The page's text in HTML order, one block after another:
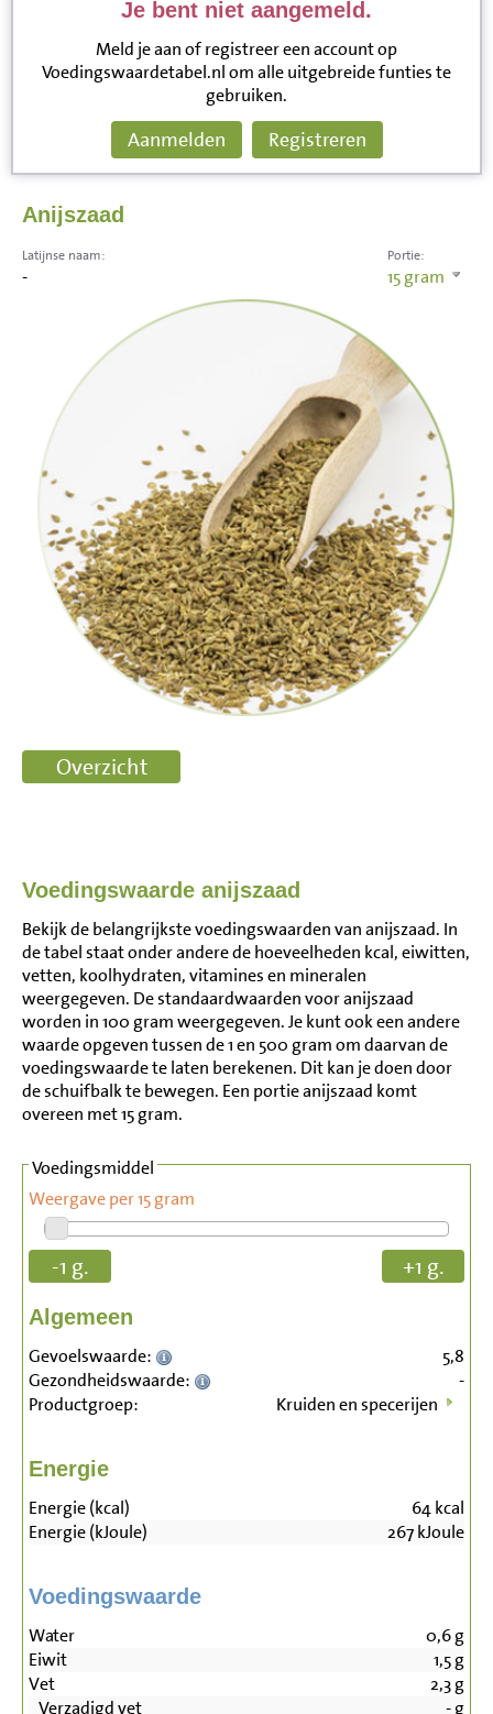
Je bent niet aangemeld.
Meld je aan of registreer een account op
Voedingswaardetabel.nl om alle uitgebreide funties te
gebruiken.
Aanmelden Registreren
Anijszaad
Portie:
15gram
Latijnse naam:
-
Voedingswaarde anijszaad
Bekijk de belangrijkste voedingswaarden van anijszaad. In
de tabel staat onder andere de hoeveelheden kcal, eiwitten,
vetten, koolhydraten, vitamines en mineralen
weergegeven. De standaardwaarden voor anijszaad
worden in 100 gram weergegeven. Je kunt ook een andere
waarde opgeven tussen de 1 en 500 gram om daarvan de
voedingswaarde te laten berekenen. Dit kan je doen door
de schuifbalk te bewegen. Een portie anijszaad komt
overeen met 15 gram.
Voedingsmiddel
Weergave per 15 gram
-1 g. +1 g.
Algemeen
Gevoelswaarde:
5,8
Gezondheidswaarde:
-
Productgroep:
Kruiden en specerijen
Energie
Energie (kcal) 64kcal
Energie (kJoule)
267kJoule
Voedingswaarde
Water 0,6g
Eiwit
1,5g
Vet
2,3g
Verzadigd vet
-g